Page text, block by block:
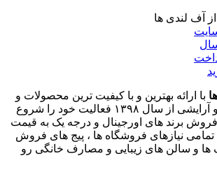
آف لندی ها
با ارائه بهترین و با کیفیت ترین محصولات و
دستگاه های پوستی و آرایشی از سال ۱۳۹۸ فعالیت خود را شروع
برند های اورجینال و درجه یک به قیمت
نیازهای فروشگاه ها ، پیج های فروش
ها و سالن های زیبایی و مصارف خانگی رو